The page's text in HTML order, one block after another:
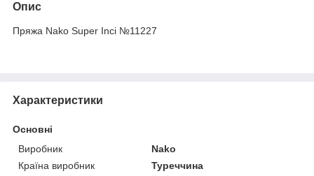
Опис
Пряжа Nako Super Inci №11227
Характеристики
Основні
Виробник
Nako
Країна виробник
Туреччина